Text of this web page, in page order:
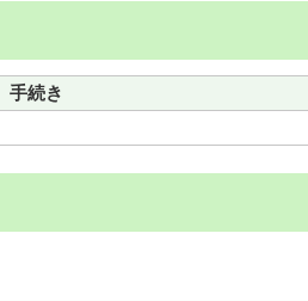
手続き